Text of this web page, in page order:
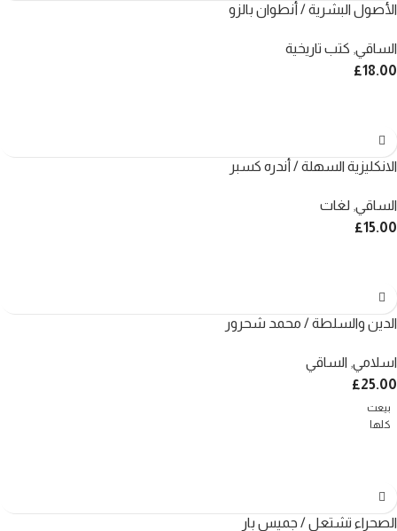
الأصول البشرية / أنطوان بالزو
الساقي كتب تاريخية
£18.00
الانكليزية السهلة / أندره كسبر
الساقي لغات
£15.00
الدين والسلطة / محمد شحرور
اسلامي الساقي
£25.00
بيعت
كلها
الصحراء تشتعل / جميس بار